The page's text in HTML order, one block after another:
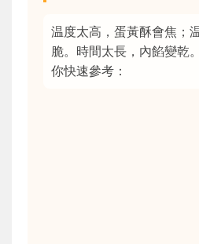
温度太高，蛋黃酥會焦；
脆。時間太長，內餡變乾
你快速參考：